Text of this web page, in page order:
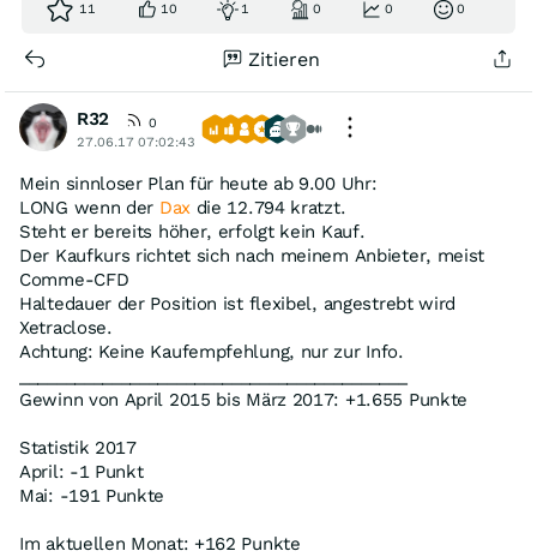
11 10 1 0 0 0
Zitieren
R32
0
27.06.17 07:02:43
Mein sinnloser Plan für heute ab 9.00 Uhr:
LONG wenn der Daxdie 12.794 kratzt.
Steht er bereits höher, erfolgt kein Kauf.
Der Kaufkurs richtet sich nach meinem Anbieter, meist
Comme-CFD
Haltedauer der Position ist flexibel, angestrebt wird
Xetraclose.
Achtung: Keine Kaufempfehlung, nur zur Info.
Gewinn von April 2015 bis März 2017: +1.655 Punkte
Statistik 2017
April: -1 Punkt
Mai: -191 Punkte
Im aktuellen Monat: +162 Punkte